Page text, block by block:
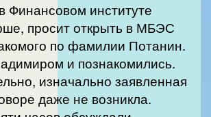
Финансовом институте
просит открыть в МБЭС
по фамилии Потанин.
и познакомились.
изначально заявленная
даже не возникла.